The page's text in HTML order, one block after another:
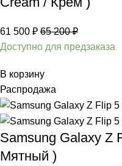
61 500 ₽ 65 200₽
Доступно для предзаказа
В корзину
Распродажа
Samsung Galaxy Z
Мятный )